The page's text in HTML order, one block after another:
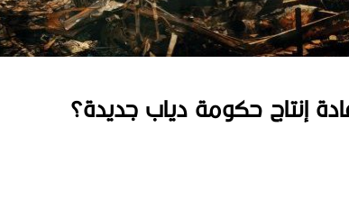
إنتاج حكومة دياب جديدة؟